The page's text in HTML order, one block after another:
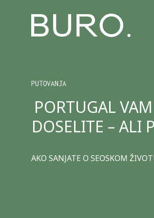
PUTOVANJA
PORTUGAL
DOSELITE – ALI
AKO SANJATE O SEOSKOM